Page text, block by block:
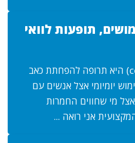
תופעות לוואי
סלקוקסיב (celecoxib) היא תרופה להפחתת כאב
יומיומי אצל אנשים עם
מי שחווים החמרות
אני רואה ...